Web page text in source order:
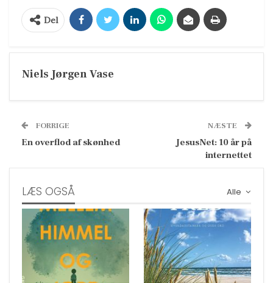
Del
Niels Jørgen Vase
FORRIGE
En overflod af skønhed
NÆSTE
JesusNet: 10 år på
internettet
Alle
LÆS OGSÅ